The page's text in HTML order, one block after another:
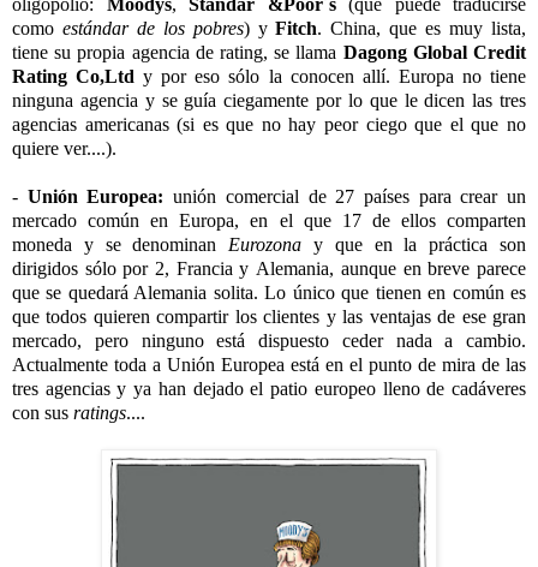
como estándar de los pobres) yFitch. China, que es muy lista,
tiene su propia agencia de rating, se llama Dagong Global Credit
Rating Co,Ltdy por eso sólo la conocen allí. Europa no tiene
ninguna agencia y se guía ciegamente por lo que le dicen las tres
agencias americanas (si es que no hay peor ciego que el que no
quiere ver....).
- Unión Europea: unión comercial de 27 países para crear un
mercado común en Europa, en el que 17 de ellos comparten
moneda y se denominan Eurozona y que en la práctica son
dirigidos sólo por 2, Francia y Alemania, aunque en breve parece
que se quedará Alemania solita. Lo único que tienen en común es
que todos quieren compartir los clientes y las ventajas de ese gran
mercado, pero ninguno está dispuesto ceder nada a cambio.
Actualmente toda a Unión Europea está en el punto de mira de las
tres agencias y ya han dejado el patio europeo lleno de cadáveres
con sus ratings....